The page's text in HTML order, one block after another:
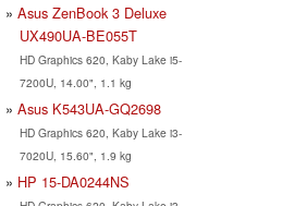
Asus ZenBook 3 Deluxe
UX490UA-BE055T
HD Graphics 620, Kaby Lake i5-
7200U, 14.00", 1.1 kg
Asus K543UA-GQ2698
HD Graphics 620, Kaby Lake i3-
7020U, 15.60", 1.9 kg
HP 15-DA0244NS